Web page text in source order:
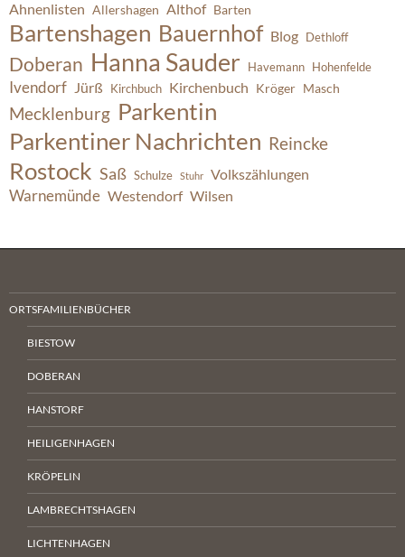
Ahnenlisten Allershagen Althof Barten
Bartenshagen Bauernhof Blog Dethloff
Doberan Hanna Sauder Havemann Hohenfelde
Ivendorf Jürß Kirchbuch Kirchenbuch Kröger Masch
Mecklenburg Parkentin
Parkentiner Nachrichten Reincke
Rostock Saß Schulze Stuhr Volkszählungen
Warnemünde Westendorf Wilsen
ORTSFAMILIENBÜCHER
BIESTOW
DOBERAN
HANSTORF
HEILIGENHAGEN
KRÖPELIN
LAMBRECHTSHAGEN
LICHTENHAGEN